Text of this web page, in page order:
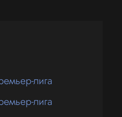
лига
лига